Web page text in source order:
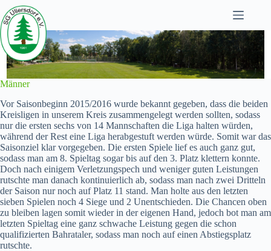
Zum
Inhalt
springen
Männer
Vor Saisonbeginn 2015/2016 wurde bekannt gegeben, dass die beiden
Kreisligen in unserem Kreis zusammengelegt werden sollten, sodass
nur die ersten sechs von 14 Mannschaften die Liga halten würden,
während der Rest eine Liga herabgestuft werden würde. Somit war das
Saisonziel klar vorgegeben. Die ersten Spiele lief es auch ganz gut,
sodass man am 8. Spieltag sogar bis auf den 3. Platz klettern konnte.
Doch nach einigem Verletzungspech und weniger guten Leistungen
rutschte man danach kontinuierlich ab, sodass man nach zwei Dritteln
der Saison nur noch auf Platz 11 stand. Man holte aus den letzten
sieben Spielen noch 4 Siege und 2 Unentschieden. Die Chancen oben
zu bleiben lagen somit wieder in der eigenen Hand, jedoch bot man am
letzten Spieltag eine ganz schwache Leistung gegen die schon
qualifizierten Bahrataler, sodass man noch auf einen Abstiegsplatz
rutschte.